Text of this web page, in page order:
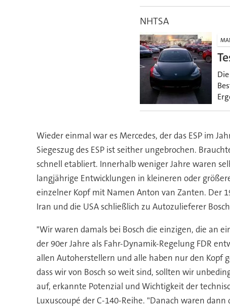
NHTSA
Wieder einmal war es Mercedes, der das ESP im
Siegeszug des ESP ist seither ungebrochen.
schnell etabliert. Innerhalb weniger Jahre waren
langjährige Entwicklungen in kleineren oder
einzelner Kopf mit Namen Anton van Zanten. Der
Iran und die USA schließlich zu Autozulieferer
"Wir waren damals bei Bosch die einzigen, die an
der 90er Jahre als Fahr-Dynamik-Regelung FDR
allen Autoherstellern und alle haben nur den Kopf
dass wir von Bosch so weit sind, sollten wir
auf, erkannte Potenzial und Wichtigkeit der
Luxuscoupé der C-140-Reihe. "Danach waren